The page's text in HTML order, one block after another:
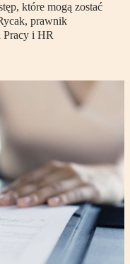
które mogą zostać
prawnik
Pracy i HR